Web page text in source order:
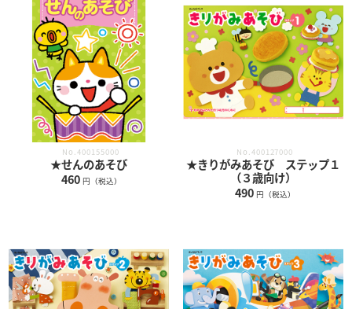
No.400155000
★せんのあそび
460 円（税込）
No.400127000
★きりがみあそび ステップ１
（３歳向け）
490 円（税込）